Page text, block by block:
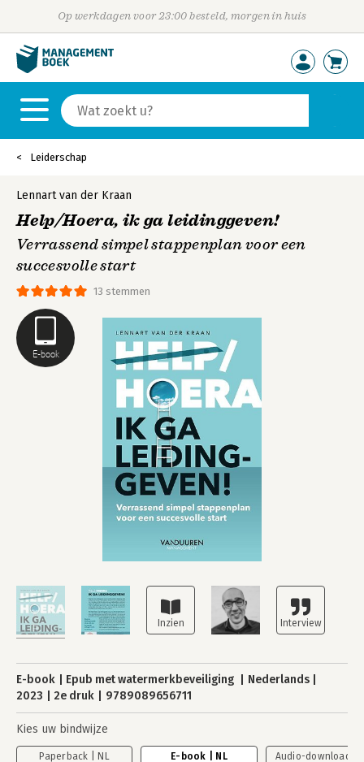
Op werkdagen voor 23:00 besteld, morgen in huis
Leiderschap
E-book
13 stemmen
Lennart van der Kraan
Help/Hoera, ik ga leidinggeven!
Verrassend simpel stappenplan voor een
succesvolle start
E-book Epub met watermerkbeveiliging
Nederlands
2023
2e druk 9789089656711
Kies uw bindwijze
Paperback | NL E-book | NL Audio-download |